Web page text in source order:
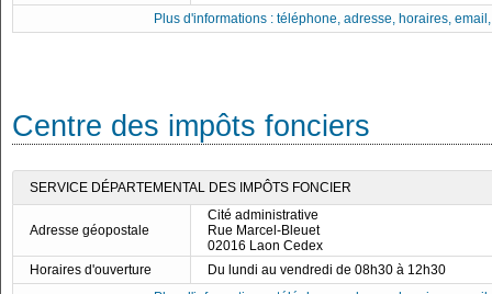
Plus d'informations : téléphone, adresse, horaires,
Centre des impôts fonciers
SERVICE DÉPARTEMENTAL DES IMPÔTS FONCIER
Adresse géopostale
Cité administrative
Rue Marcel-Bleuet
02016 Laon Cedex
Horaires d'ouverture
Du lundi au vendredi de 08h30 à 12h30